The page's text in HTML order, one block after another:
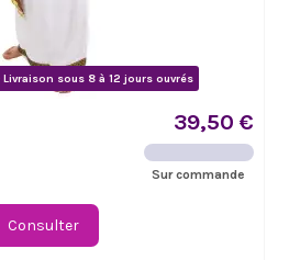
sous 8 à 12 jours ouvrés
39,50 €
Sur commande
Consulter